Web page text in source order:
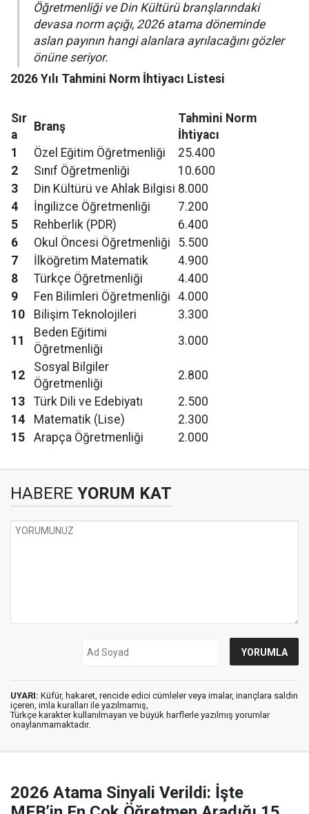
Öğretmenliği ve Din Kültürü branşlarındaki
devasa norm açığı, 2026 atama döneminde
aslan payının hangi alanlara ayrılacağını gözler
önüne seriyor.
2026 Yılı Tahmini Norm İhtiyacı Listesi
Sır
a
Branş
Tahmini Norm
İhtiyacı
1
Özel Eğitim Öğretmenliği
25.400
2
Sınıf Öğretmenliği
10.600
3
Din Kültürü ve Ahlak Bilgisi 8.000
4
İngilizce Öğretmenliği
7.200
5
Rehberlik (PDR)
6.400
6
Okul Öncesi Öğretmenliği
5.500
7
İlköğretim Matematik
4.900
8
Türkçe Öğretmenliği
4.400
9
Fen Bilimleri Öğretmenliği 4.000
10
Bilişim Teknolojileri
3.300
11
Beden Eğitimi
Öğretmenliği
3.000
12
Sosyal Bilgiler
Öğretmenliği
2.800
13
Türk Dili ve Edebiyatı
2.500
14
Matematik (Lise)
2.300
15
Arapça Öğretmenliği 2.000
HABERE YORUM KAT
UYARI: Küfür, hakaret, rencide edici cümleler veya imalar, inançlara saldırı
içeren, imla kuralları ile yazılmamış,
Türkçe karakter kullanılmayan ve büyük harflerle yazılmış yorumlar
onaylanmamaktadır.
2026 Atama Sinyali Verildi: İşte